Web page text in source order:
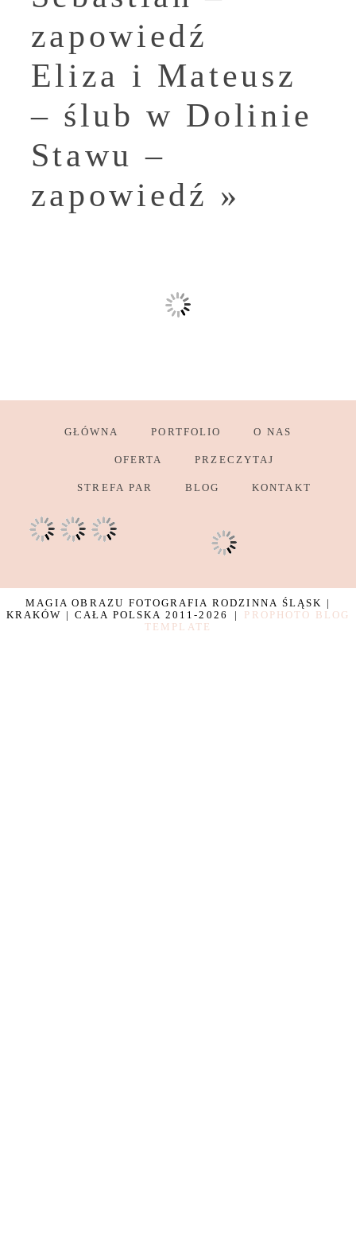
zapowiedź
Eliza i Mateusz
– ślub w Dolinie
Stawu –
zapowiedź »
GŁÓWNA PORTFOLIO O NAS
OFERTA PRZECZYTAJ
STREFA PAR BLOG KONTAKT
MAGIA OBRAZU FOTOGRAFIA RODZINNA ŚLĄSK |
KRAKÓW | CAŁA POLSKA 2011-2026
|
PROPHOTO BLOG
TEMPLATE